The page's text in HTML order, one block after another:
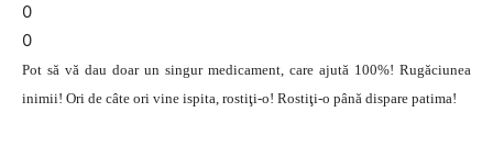
0
0
Pot să vă dau doar un singur medicament, care ajută 100%! Rugăciunea
inimii! Ori de câte ori vine ispita, rostiţi-o! Rostiţi-o până dispare patima!